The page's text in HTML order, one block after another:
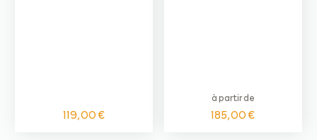
119,00€
à partir de
185,00€